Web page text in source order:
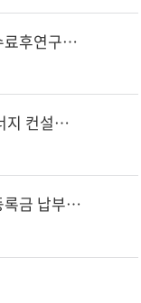
[대학원] 2026학년도 2학기 대학원 수료후연구생 신청 안내
제6기 탄소중립 전문가 및 AI기반 에너지 컨설턴트 양성과정 운영 안내 및 참가 안내
[등록금] 2026학년도 2학기 재학생 등록금 납부계획 알림